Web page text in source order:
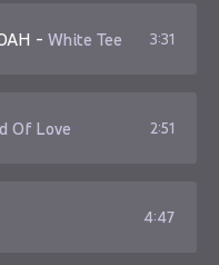
- White Tee 3:31
Of Love 2:51
4:47